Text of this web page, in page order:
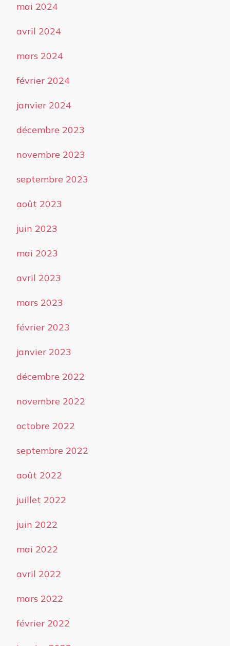
mai 2024
avril 2024
mars 2024
février 2024
janvier 2024
décembre 2023
novembre 2023
septembre 2023
août 2023
juin 2023
mai 2023
avril 2023
mars 2023
février 2023
janvier 2023
décembre 2022
novembre 2022
octobre 2022
septembre 2022
août 2022
juillet 2022
juin 2022
mai 2022
avril 2022
mars 2022
février 2022